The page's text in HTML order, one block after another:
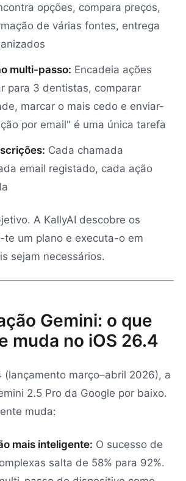
opções, compara preços,
de várias fontes, entrega
multi-passo: Encadeia ações
para 3 dentistas, comparar
marcar o mais cedo e enviar-
por email" é uma única tarefa
Cada chamada
email registado, cada ação
A KallyAI descobre os
te um plano e executa-o em
sejam necessários.
Gemini: o que
muda no iOS 26.4
(lançamento março–abril 2026), a
2.5 Pro da Google por baixo.
muda:
mais inteligente: O sucesso de
salta de 58% para 92%.